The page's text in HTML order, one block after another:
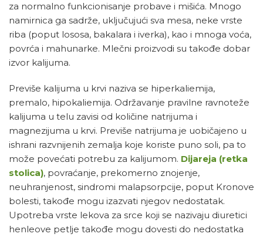
za normalno funkcionisanje probave i mišića. Mnogo
namirnica ga sadrže, uključujući sva mesa, neke vrste
riba (poput lososa, bakalara i iverka), kao i mnoga voća,
povrća i mahunarke. Mlečni proizvodi su takođe dobar
izvor kalijuma.
Previše kalijuma u krvi naziva se hiperkaliemija,
premalo, hipokaliemija. Održavanje pravilne ravnoteže
kalijuma u telu zavisi od količine natrijuma i
magnezijuma u krvi. Previše natrijuma je uobičajeno u
ishrani razvnijenih zemalja koje koriste puno soli, pa to
može povećati potrebu za kalijumom. Dijareja (retka
stolica), povraćanje, prekomerno znojenje,
neuhranjenost, sindromi malapsorpcije, poput Kronove
bolesti, takođe mogu izazvati njegov nedostatak.
Upotreba vrste lekova za srce koji se nazivaju diuretici
henleove petlje takođe mogu dovesti do nedostatka